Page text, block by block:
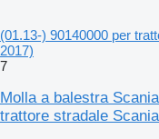
(01.13-) 90140000 per
2017)
7
Molla a balestra
trattore stradale